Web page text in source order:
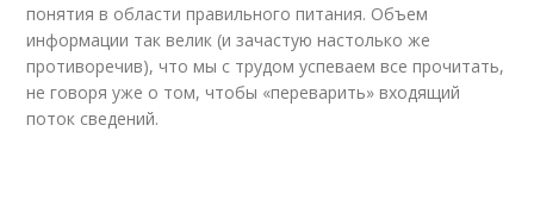
понятия в области правильного питания. Объем
информации так велик (и зачастую настолько же
противоречив), что мы с трудом успеваем все прочитать,
не говоря уже о том, чтобы «переварить» входящий
поток сведений.